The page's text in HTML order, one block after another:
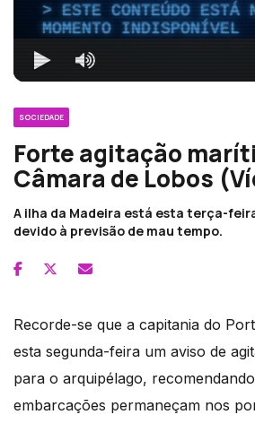
ESTE CONTEÚDO ESTÁ
MOMENTO INDISPONÍVEL
SOCIEDADE
Forte agitação
Câmara de Lobos
A ilha da Madeira está esta terça-
devido à previsão de mau tempo.
Recorde-se que a capitania do
esta segunda-feira um aviso de
para o arquipélago,
embarcações permaneçam nos